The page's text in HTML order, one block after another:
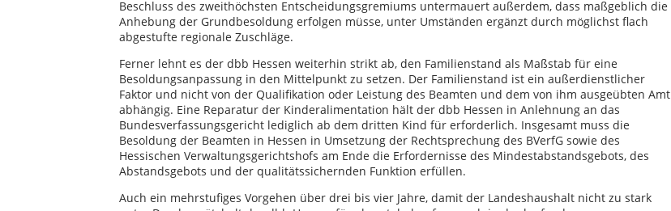
Beschluss des zweithöchsten Entscheidungsgremiums untermauert außerdem, dass maßgeblich die
Anhebung der Grundbesoldung erfolgen müsse, unter Umständen ergänzt durch möglichst flach
abgestufte regionale Zuschläge.
Ferner lehnt es der dbb Hessen weiterhin strikt ab, den Familienstand als Maßstab für eine
Besoldungsanpassung in den Mittelpunkt zu setzen. Der Familienstand ist ein außerdienstlicher
Faktor und nicht von der Qualifikation oder Leistung des Beamten und dem von ihm ausgeübten Amt
abhängig. Eine Reparatur der Kinderalimentation hält der dbb Hessen in Anlehnung an das
Bundesverfassungsgericht lediglich ab dem dritten Kind für erforderlich. Insgesamt muss die
Besoldung der Beamten in Hessen in Umsetzung der Rechtsprechung des BVerfG sowie des
Hessischen Verwaltungsgerichtshofs am Ende die Erfordernisse des Mindestabstandsgebots, des
Abstandsgebots und der qualitätssichernden Funktion erfüllen.
Auch ein mehrstufiges Vorgehen über drei bis vier Jahre, damit der Landeshaushalt nicht zu stark